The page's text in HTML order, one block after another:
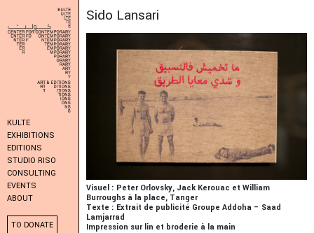
KULTE
EXHIBITIONS
EDITIONS
STUDIO RISO
CONSULTING
EVENTS
ABOUT
TO DONATE
Sido Lansari
Visuel : Peter Orlovsky, Jack Kerouac et William
Burroughs à la place, Tanger
Texte : Extrait de publicité Groupe Addoha – Saad
Lamjarrad
Impression sur lin et broderie à la main